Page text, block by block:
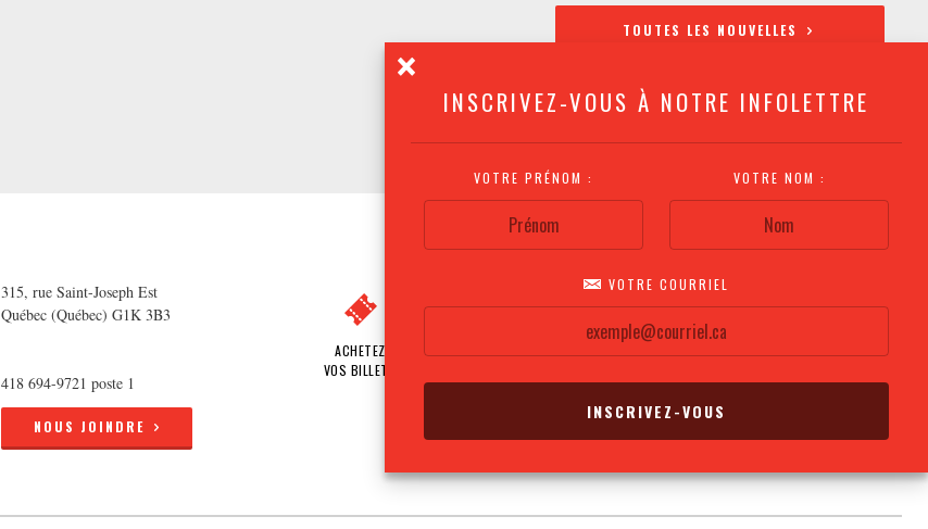
INSCRIVEZ-VOUS À NOTRE INFOLETTRE
VOTRE PRÉNOM : VOTRE NOM :
VOTRE COURRIEL
TOUTES LES NOUVELLES
315, rue Saint-Joseph Est
Québec (Québec) G1K 3B3
418 694-9721 poste 1
NOUS JOINDRE
ACHETEZ
VOS BILLETS